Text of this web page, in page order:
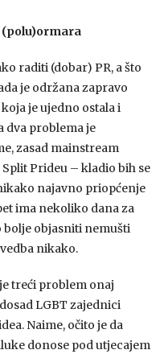
(polu)ormara
raditi (dobar) PR, a što
je održana zapravo
je ujedno ostala i
dva problema je
zasad mainstream
Prideu – kladio bih se
najavno priopćenje
ima nekoliko dana za
bolje objasniti nemušti
nikako.
treći problem onaj
LGBT zajednici
Naime, očito je da
donose pod utjecajem